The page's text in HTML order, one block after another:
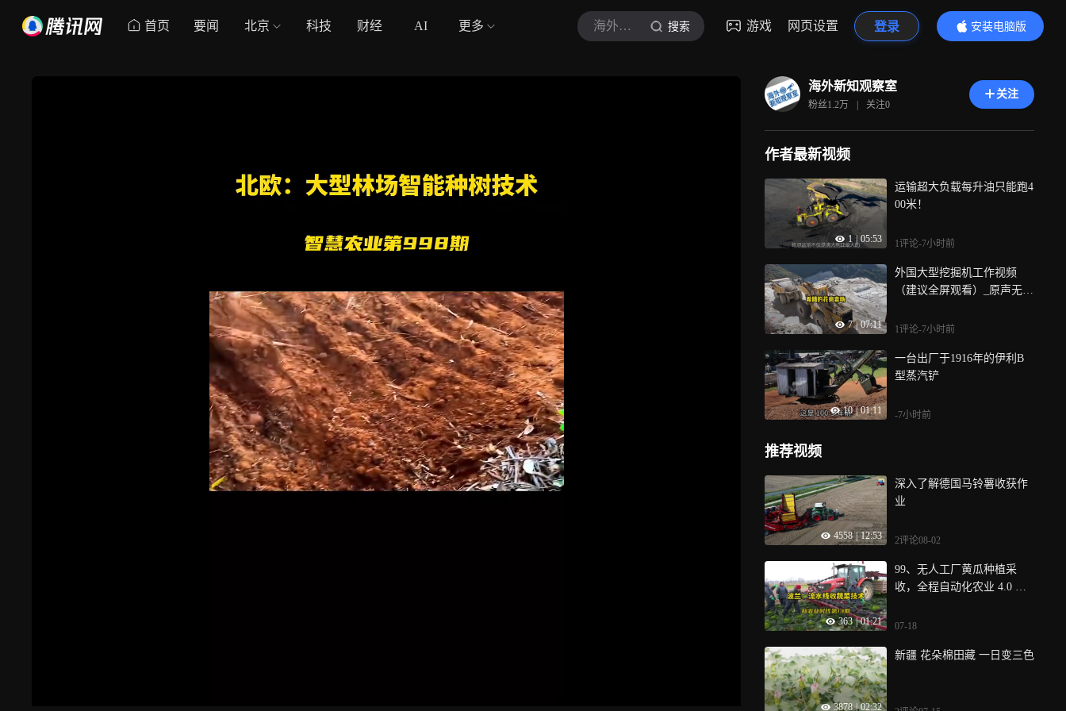
首页 要闻 北京 科技 财经 AI 更多 海外新知观察室 搜索 游戏 网页设置 登录
安装电脑版
内容更精彩
海外新知观察室
粉丝1.2万 | 关注0
关注
作者最新视频
1 | 05:53
运输超大负载每升油只能跑4
00米！
1评论-7小时前
7 | 07:11
外国大型挖掘机工作视频
（建议全屏观看）_原声无配
1评论-7小时前
10 | 01:11
一台出厂于1916年的伊利B
型蒸汽铲
-7小时前
推荐视频
4558 | 12:53
深入了解德国马铃薯收获作
业
2评论08-02
363 | 01:21
99、无人工厂黄瓜种植采
收，全程自动化农业 4.0 新
07-18
3878 | 02:32
新疆 花朵棉田藏 一日变三色